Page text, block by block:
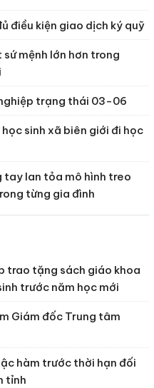
điều kiện giao dịch ký quỹ
mệnh lớn hơn trong
trạng thái 03-06
sinh xã biên giới đi học
tay lan tỏa mô hình treo
từng gia đình
trao tặng sách giáo khoa
trước năm học mới
Giám đốc Trung tâm
hàm trước thời hạn đối
tỉnh